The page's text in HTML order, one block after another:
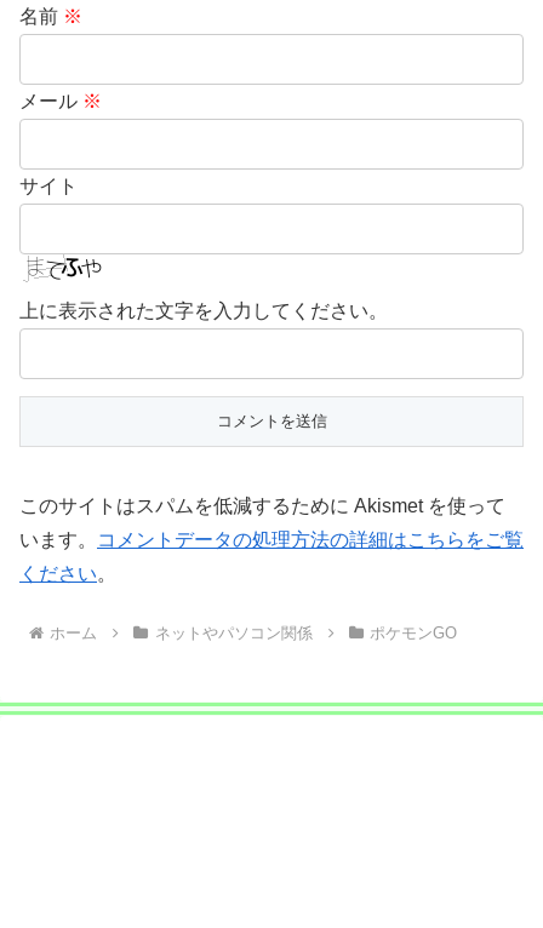
名前 ※
メール ※
サイト
上に表示された文字を入力してください。
このサイトはスパムを低減するために Akismet を使って
います。
コメントデータの処理方法の詳細はこちらをご覧
ください。
ホーム ネットやパソコン関係 ポケモンGO